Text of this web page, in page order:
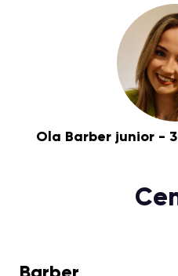
Ola Barber junior -